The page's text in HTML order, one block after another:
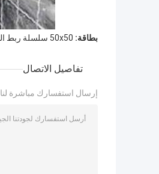
بطاقة: 50x50 سلسلة ربط السور المجلفن
تفاصيل الاتصال
إرسال استفسارك مباشرة لنا